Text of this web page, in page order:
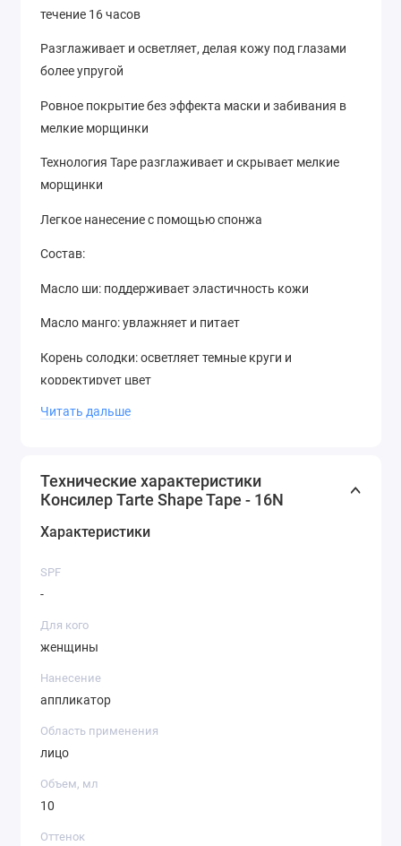
течение 16 часов
Разглаживает и осветляет, делая кожу под глазами
более упругой
Ровное покрытие без эффекта маски и забивания в
мелкие морщинки
Технология Tape разглаживает и скрывает мелкие
морщинки
Легкое нанесение с помощью спонжа
Состав:
Масло ши: поддерживает эластичность кожи
Масло манго: увлажняет и питает
Корень солодки: осветляет темные круги и
корректирует цвет
Веганский продукт: Продукты изготовлены из
Читать дальше
Технические характеристики
Консилер Tarte Shape Tape - 16N
Характеристики
SPF
-
Для кого
женщины
Нанесение
аппликатор
Область применения
лицо
Объем, мл
10
Оттенок